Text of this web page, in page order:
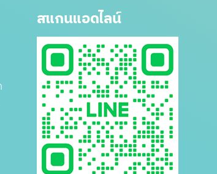
สแกนแอดไลน์